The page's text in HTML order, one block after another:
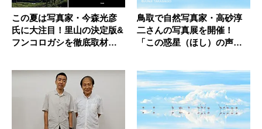
この夏は写真家・今森光彦
氏に大注目！里山の決定版&
フンコロガシを徹底取材し
鳥取で自然写真家・高砂淳
二さんの写真展を開催！
「この惑星（ほし）の声を